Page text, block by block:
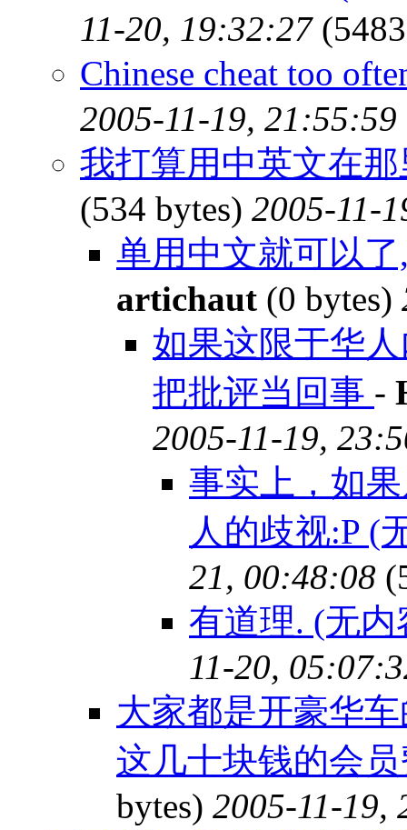
11-20, 19:32:27
Chinese cheat too
2005-11-19, 21:55:59
我打算用中英文在
(534 bytes) 2005-11-
单用中文就可以
artichaut (0 bytes)
如果这限于华
把批评当回事 -
2005-11-19,
事实上，如
人的歧视:P (
21, 00:48:08
有道理. (无内
11-20,
大家都是开豪华
这几十块钱的会
bytes) 2005-11-19,